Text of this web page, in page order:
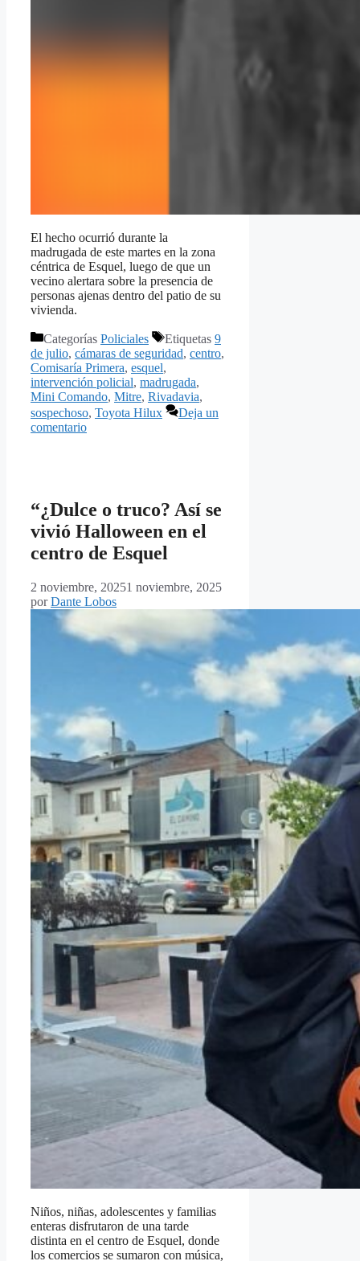
El hecho ocurrió durante la
madrugada de este martes en la zona
céntrica de Esquel, luego de que un
vecino alertara sobre la presencia de
personas ajenas dentro del patio de su
vivienda.
Categorías Policiales Etiquetas 9
de julio, cámaras de seguridad, centro,
Comisaría Primera, esquel,
intervención policial, madrugada,
Mini Comando, Mitre, Rivadavia,
sospechoso, Toyota Hilux
Deja un
comentario
“¿Dulce o truco? Así se
vivió Halloween en el
centro de Esquel
2 noviembre, 20251 noviembre, 2025
porDante Lobos
Niños, niñas, adolescentes y familias
enteras disfrutaron de una tarde
distinta en el centro de Esquel, donde
los comercios se sumaron con música,